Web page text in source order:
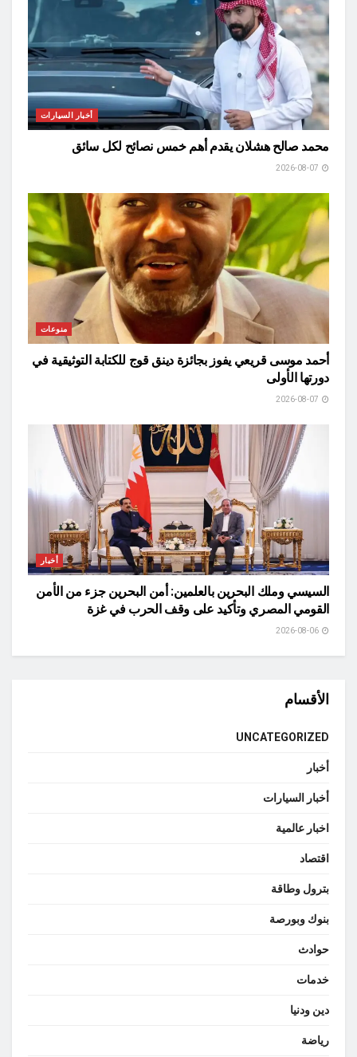
أخبار السيارات
محمد صالح هشلان يقدم أهم خمس نصائح لكل سائق
منوعات
أحمد موسى قريعي يفوز بجائزة دينق قوج للكتابة التوثيقية في
دورتها الأولى
أخبار
السيسي وملك البحرين بالعلمين: أمن البحرين جزء من الأمن
القومي المصري وتأكيد على وقف الحرب في غزة
الأقسام
UNCATEGORIZED
أخبار
أخبار السيارات
اخبار عالمية
اقتصاد
بترول وطاقة
بنوك وبورصة
حوادث
خدمات
دين ودنيا
رياضة